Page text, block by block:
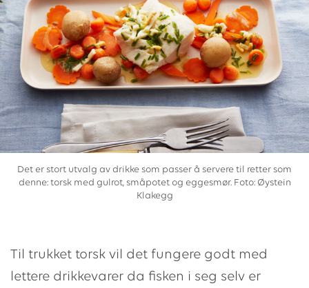
Det er stort utvalg av drikke som passer å servere til retter som
denne: torsk med gulrot, småpotet og eggesmør. Foto: Øystein
Klakegg
Til trukket torsk vil det fungere godt med
lettere drikkevarer da fisken i seg selv er